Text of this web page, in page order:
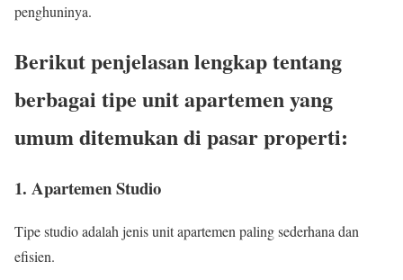
penghuninya.
Berikut penjelasan lengkap tentang
berbagai tipe unit apartemen yang
umum ditemukan di pasar properti:
1. Apartemen Studio
Tipe studio adalah jenis unit apartemen paling sederhana dan
efisien.